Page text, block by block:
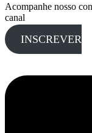
Acompanhe nosso
canal
INSCREVER